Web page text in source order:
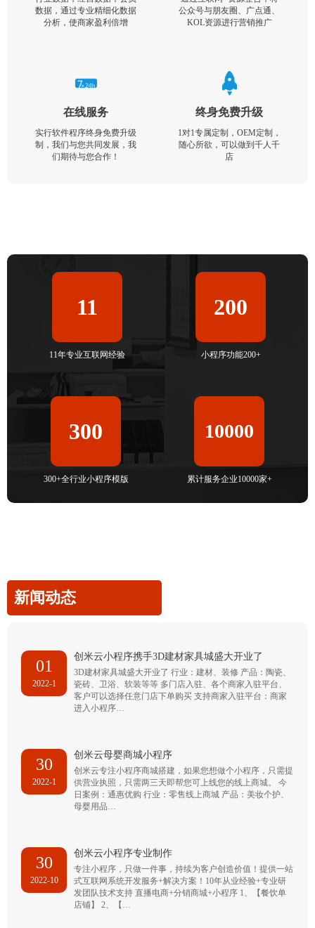
数据，通过专业精细化数据
分析，使商家盈利倍增
公众号与朋友圈、广点通、
KOL资源进行营销推广
在线服务
实行软件程序终身免费升级
制，我们与您共同发展，我
们期待与您合作！
终身免费升级
1对1专属定制，OEM定制，
随心所欲，可以做到千人千
店
11
11年专业互联网经验
200
小程序功能200+
300
300+全行业小程序模版
10000
累计服务企业10000家+
新闻动态
01
2022-1
创米云小程序携手3D建材家具城盛大开业了
3D建材家具城盛大开业了 行业：建材、装修 产品：陶瓷、
瓷砖、卫浴、软装等等 多门店入驻、各个商家入驻平台、
客户可以选择任意门店下单购买 支持商家入驻平台：商家
进入小程序…
30
2022-1
创米云母婴商城小程序
创米云专注小程序商城搭建，如果您想做个小程序，只需提
供营业执照，只需两三天即帮您可上线您的线上商城。 今
日案例：通惠优购 行业：零售线上商城 产品：美妆个护、
母婴用品…
30
2022-10
创米云小程序专业制作
专注小程序，只做一件事，持续为客户创造价值！提供一站
式互联网系统开发服务+解决方案！10年从业经验+专业研
发团队技术支持 直播电商+分销商城+小程序 1、【餐饮单
店铺】 2、【…